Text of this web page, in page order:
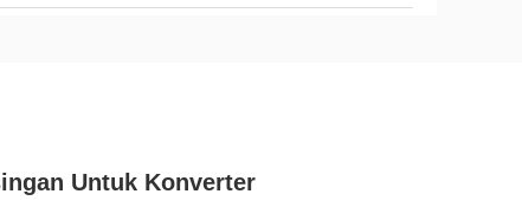
Untuk Konverter